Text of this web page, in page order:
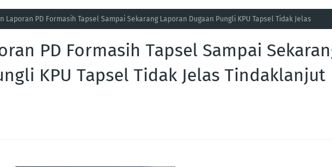
Laporan PD Formasih Tapsel Sampai Sekarang Laporan Dugaan Pungli KPU Tapsel Tidak Jelas
PD Formasih Tapsel Sampai
KPU Tapsel Tidak Jelas Tindaklanjut